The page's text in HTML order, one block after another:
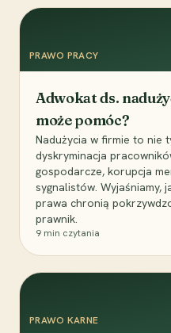
PRAWO PRACY
Adwokat ds.
może pomóc?
Nadużycia w firmie to nie
dyskryminacja
gospodarcze, korupcja
sygnalistów. Wyjaśniamy,
prawa chronią
prawnik.
9 min czytania
PRAWO KARNE